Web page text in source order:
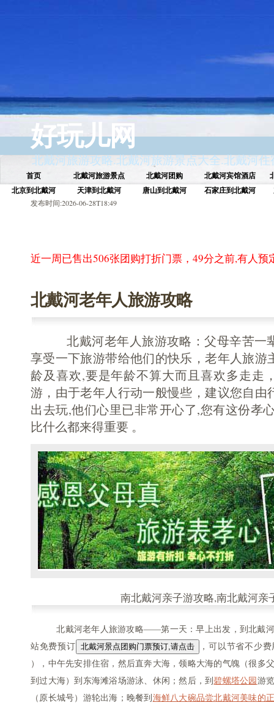
好玩儿网
北戴河旅游攻略.北戴河旅游景点大全.北戴河住
首页 北戴河旅游景点 北戴河团购 北戴河宾馆酒店
北京到北戴河
天津到北戴河 唐山到北戴河 石家庄到北戴河
发布时间:2026-06-28T18:49
近一周已售出 506张团购打折门票，49分之前,有人预
北戴河老年人旅游攻略
北戴河老年人旅游攻略：父母辛苦一
享受一下旅游带给他们的快乐，老年人旅游
龄及喜欢,要是年龄不算大而且喜欢多走走
游，由于老年人行动一般慢些，建议您自由
出去玩,他们心里已非常开心了,您有这份孝
比什么都来得重要 。
南北戴河亲子游攻略,南北戴河亲
北戴河老年人旅游攻略——第一天：早上出发，到北戴河
站免费预订
，可以节省不少
），中午先安排住宿，然后直奔大海，领略大海的气魄（很多
到过大海）到东海滩浴场游泳、休闲；然后，到碧螺塔公园游
（原长城号）游轮出海；晚餐到海鲜八大碗品尝北戴河美味的